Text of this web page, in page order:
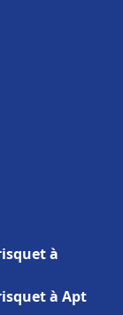
à
à Apt